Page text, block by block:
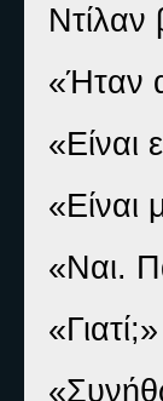
Ντίλαν
«Ήταν
«Είναι
«Είναι
«Ναι.
«Γιατί;»